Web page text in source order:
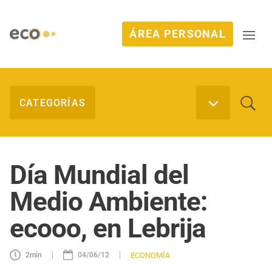
ÁREA PERSONAL
Día Mundial del
Medio Ambiente:
ecooo, en Lebrija
2min | 04/06/12 | ECONOMÍA